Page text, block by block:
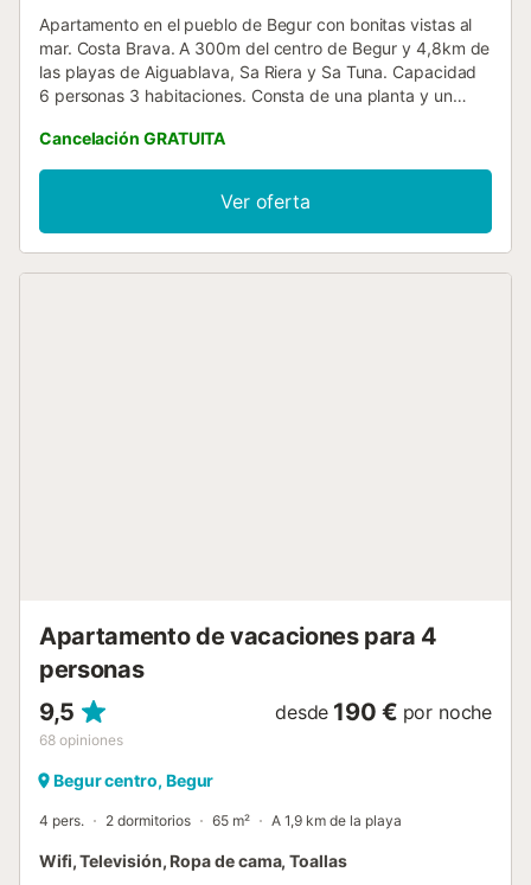
Apartamento en el pueblo de Begur con bonitas vistas al
mar. Costa Brava. A 300m del centro de Begur y 4,8km de
las playas de Aiguablava, Sa Riera y Sa Tuna. Capacidad
6 personas 3 habitaciones. Consta de una planta y un
tipo suite con cama doble y baño con bañera y la otra con
dos camas individuales, un baño con ducha, un lavadero y
la cocina tipo americana totalmente equipada con acceso
al comedor sala de estar. Una amplia terraza con vistas a
las Medas y la playa de Pals.El altillo consta de una
Cancelación GRATUITA
Ver oferta
Apartamento de vacaciones para 4
personas
9,5
68 opiniones
desde 190 € por noche
Begur centro, Begur
4 pers. 2 dormitorios 65 m² A 1,9 km de la playa
Wifi, Televisión, Ropa de cama, Toallas